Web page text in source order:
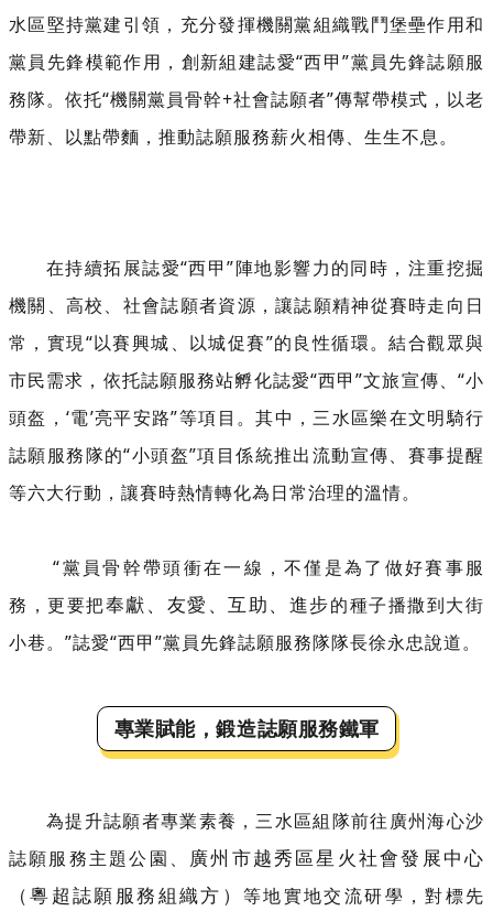
水區堅持黨建引領，充分發揮機關黨組織戰鬥堡壘作用和
黨員先鋒模範作用，創新組建誌愛“西甲”黨員先鋒誌願服
務隊。依托“機關黨員骨幹+社會誌願者”傳幫帶模式，以老
帶新、以點帶麵，推動誌願服務薪火相傳、生生不息。
在持續拓展誌愛“西甲”陣地影響力的同時，注重挖掘
機關、高校、社會誌願者資源，讓誌願精神從賽時走向日
常，實現“以賽興城、以城促賽”的良性循環。結合觀眾與
市民需求，依托誌願服務站孵化誌愛“西甲”文旅宣傳、“小
頭盔，‘電’亮平安路”等項目。其中，三水區樂在文明騎行
誌願服務隊的“小頭盔”項目係統推出流動宣傳、賽事提醒
等六大行動，讓賽時熱情轉化為日常治理的溫情。
“黨員骨幹帶頭衝在一線，不僅是為了做好賽事服
務，更要把奉獻、友愛、互助、進步的種子播撒到大街
小巷。”誌愛“西甲”黨員先鋒誌願服務隊隊長徐永忠說道。
專業賦能，鍛造誌願服務鐵軍
為提升誌願者專業素養，三水區組隊前往廣州海心沙
誌願服務主題公園、 廣州市越秀區星火社會發展中心
（粵超誌願服務組織方） 等地實地交流研學，對標先